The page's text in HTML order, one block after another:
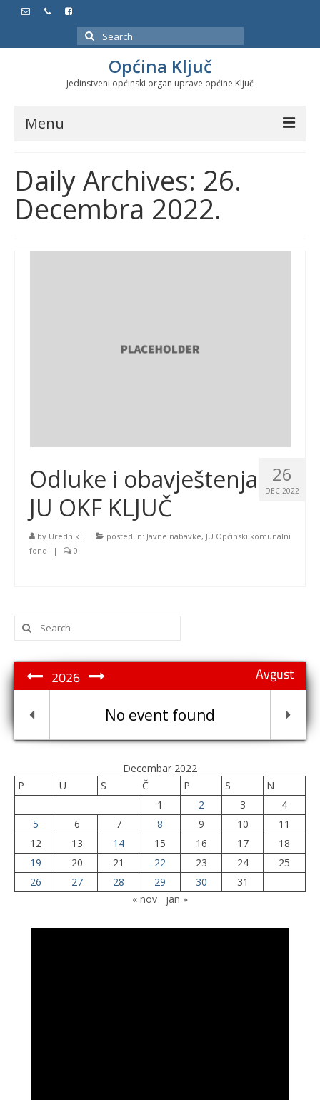
Search
for:
Općina Ključ
Jedinstveni općinski organ uprave općine Ključ
Menu
Službeni glasnici
Javne nabavke
Značajni datumi i manifestacije
Daily Archives: 26.
Decembra 2022.
26
DEC 2022
Odluke i obavještenja
JU OKF KLJUČ
by Urednik | posted in: Javne nabavke, JU Općinski komunalni
fond
| 0
Search
for:
Avgust
2026
No event found
Decembar 2022
P
U S Č P S
N
1
2 3
4
5
6 7 8 9 10
11
12
13 14 15 16 17
18
19
20 21 22 23 24
25
26
27 28 29 30
31
« nov
jan »